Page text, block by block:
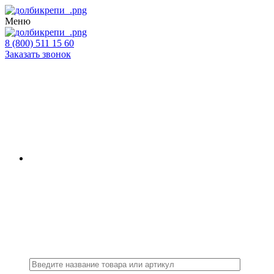
Меню
8 (800) 511 15 60
Заказать звонок